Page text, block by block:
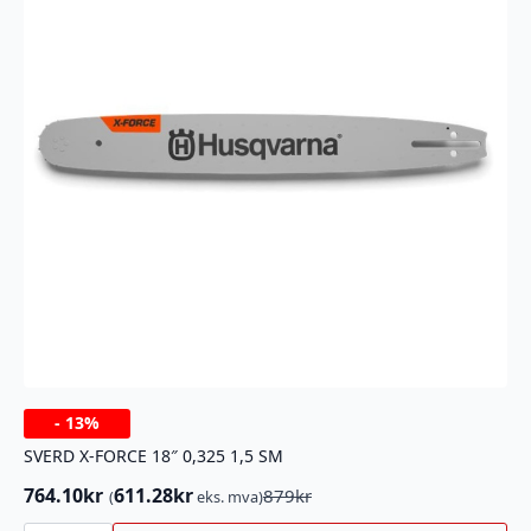
- 13%
SVERD X-FORCE 18″ 0,325 1,5 SM
879kr
Opprinnelig
764.10kr
Nåværende
(611.28kreks. mva)